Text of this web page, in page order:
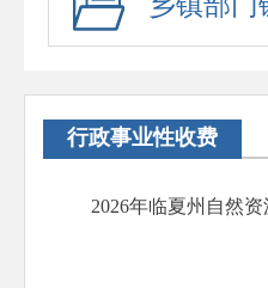
行政事业性收费